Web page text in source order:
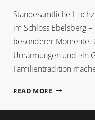
Standesamtliche
im Schloss Ebelsberg
besonderer Momente.
Umarmungen und ein
Familientradition
READ MOREGLÜCKSKEKSE